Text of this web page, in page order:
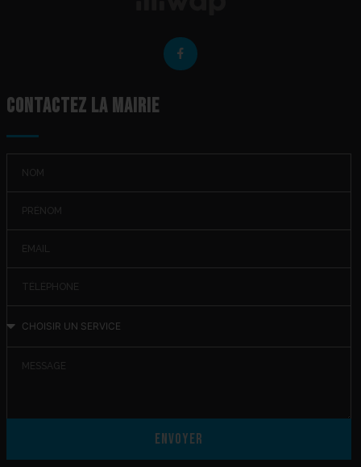
Contactez la mairie
Envoyer